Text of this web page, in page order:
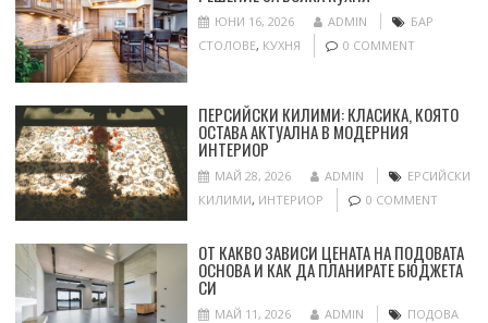
ЮНИ 16, 2026 ADMIN
БАР
СТОЛОВЕ, КУХНЯ 0 COMMENT
ПЕРСИЙСКИ КИЛИМИ: КЛАСИКА, КОЯТО
ОСТАВА АКТУАЛНА В МОДЕРНИЯ
ИНТЕРИОР
МАЙ 28, 2026 ADMIN
ЕРСИЙСКИ
КИЛИМИ, ИНТЕРИОР 0 COMMENT
ОТ КАКВО ЗАВИСИ ЦЕНАТА НА ПОДОВАТА
ОСНОВА И КАК ДА ПЛАНИРАТЕ БЮДЖЕТА
СИ
МАЙ 11, 2026 ADMIN
ПОДОВА